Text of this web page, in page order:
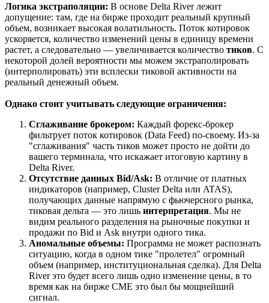
Логика экстраполяции: В основе Delta River лежит
допущение: там, где на бирже проходит реальный крупный
объем, возникает высокая волатильность. Поток котировок
ускоряется, количество изменений цены в единицу времени
растет, а следовательно — увеличивается количество тиков. С
некоторой долей вероятности мы можем экстраполировать
(интерполировать) эти всплески тиковой активности на
реальный денежный объем.
Однако стоит учитывать следующие ограничения:
Сглаживание брокером: Каждый форекс-брокер
фильтрует поток котировок (Data Feed) по-своему. Из-за
"сглаживания" часть тиков может просто не дойти до
вашего терминала, что искажает итоговую картину в
Delta River.
Отсутствие данных Bid/Ask: В отличие от платных
индикаторов (например, Cluster Delta или ATAS),
получающих данные напрямую с фьючерсного рынка,
тиковая дельта — это лишь интерпретация. Мы не
видим реального разделения на рыночные покупки и
продажи по Bid и Ask внутри одного тика.
Аномальные объемы: Программа не может распознать
ситуацию, когда в одном тике "пролетел" огромный
объем (например, институциональная сделка). Для Delta
River это будет всего лишь одно изменение цены, в то
время как на бирже CME это был бы мощнейший
сигнал.